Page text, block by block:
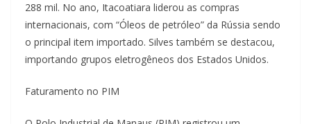
288 mil. No ano, Itacoatiara liderou as compras
internacionais, com “Óleos de petróleo” da Rússia sendo
o principal item importado. Silves também se destacou,
importando grupos eletrogêneos dos Estados Unidos.
Faturamento no PIM